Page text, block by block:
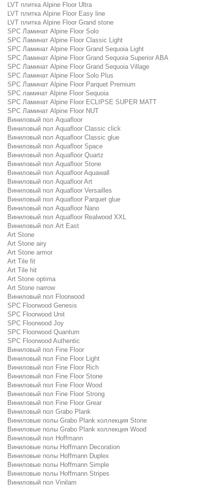
LVT плитка Alpine Floor Ultra
LVT плитка Alpine Floor Easy line
LVT плитка Alpine Floor Grand stone
SPC Ламинат Alpine Floor Solo
SPC Ламинат Alpine Floor Classic Light
SPC Ламинат Alpine Floor Grand Sequoia Light
SPC Ламинат Alpine Floor Grand Sequoia Superior ABA
SPC Ламинат Alpine Floor Grand Sequoia Village
SPC Ламинат Alpine Floor Solo Plus
SPC Ламинат Alpine Floor Parquet Premium
SPC ламинат Alpine Floor Sequoia
SPC Ламинат Alpine Floor ECLIPSE SUPER MATT
SPC Ламинат Alpine Floor NUT
Виниловый пол Aquafloor
Виниловый пол Aquafloor Classic click
Виниловый пол Aquafloor Classic glue
Виниловый пол Aquafloor Space
Виниловый пол Aquafloor Quartz
Виниловый пол Aquafloor Stone
Виниловый пол Aquafloor Aquawall
Виниловый пол Aquafloor Art
Виниловый пол Aquafloor Versailles
Виниловый пол Aquafloor Parquet glue
Виниловый пол Aquafloor Nano
Виниловый пол Aquafloor Realwood XXL
Виниловый пол Art East
Art Stone
Art Stone airy
Art Stone armor
Art Tile fit
Art Tile hit
Art Stone optima
Art Stone narrow
Виниловый пол Floorwood
SPC Floorwood Genesis
SPC Floorwood Unit
SPC Floorwood Joy
SPC Floorwood Quantum
SPC Floorwood Authentic
Виниловый пол Fine Floor
Виниловый пол Fine Floor Light
Виниловый пол Fine Floor Rich
Виниловый пол Fine Floor Stone
Виниловый пол Fine Floor Wood
Виниловый пол Fine Floor Strong
Виниловый пол Fine Floor Grear
Виниловый пол Grabo Plank
Виниловые полы Grabo Plank коллекция Stone
Виниловые полы Grabo Plank коллекция Wood
Виниловый пол Hoffmann
Виниловые полы Hoffmann Decoration
Виниловые полы Hoffmann Duplex
Виниловые полы Hoffmann Simple
Виниловые полы Hoffmann Stripes
Виниловый пол Vinilam